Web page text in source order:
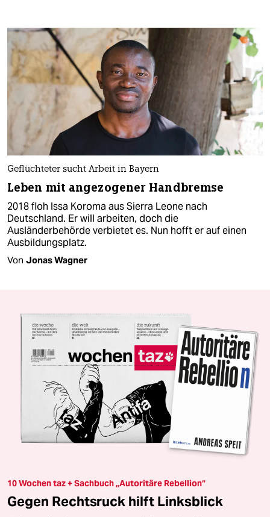
Geflüchteter sucht Arbeit in Bayern
Leben mit angezogener Handbremse
2018 floh Issa Koroma aus Sierra Leone nach
Deutschland. Er will arbeiten, doch die
Ausländerbehörde verbietet es. Nun hofft er auf einen
Ausbildungsplatz.
Von Jonas Wagner
10 Wochen taz + Sachbuch „Autoritäre Rebellion“
Gegen Rechtsruck hilft Linksblick